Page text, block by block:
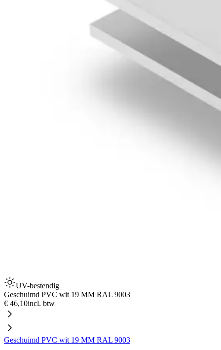
UV-bestendig
Geschuimd PVC wit 19 MM RAL 9003
€ 46,10incl. btw
Geschuimd PVC wit 19 MM RAL 9003